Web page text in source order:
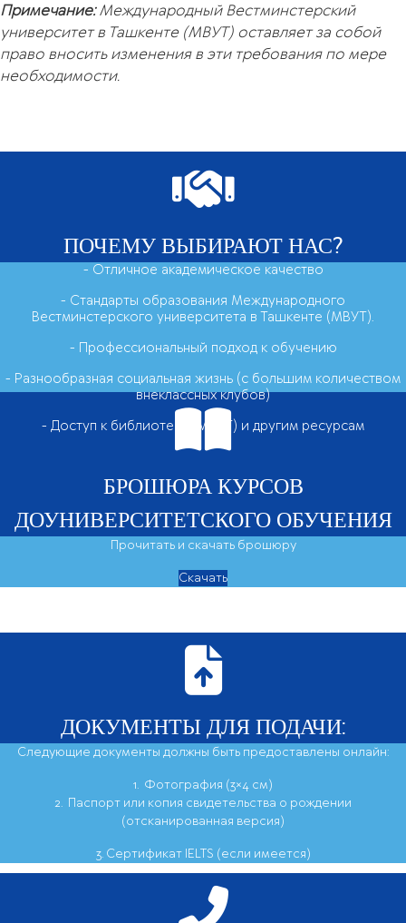
Примечание:Международный Вестминстерский
университет в Ташкенте (МВУТ) оставляет за собой
право вносить изменения в эти требования по мере
необходимости.
ПОЧЕМУ ВЫБИРАЮТ НАС?
- Отличное академическое качество
- Стандарты образования Международного
Вестминстерского университета в Ташкенте (МВУТ).
- Профессиональный подход к обучению
- Разнообразная социальная жизнь (с большим количеством
внеклассных клубов)
- Доступ к библиотеке (МВУТ) и другим ресурсам
БРОШЮРА КУРСОВ
ДОУНИВЕРСИТЕТСКОГО ОБУЧЕНИЯ
Прочитать и скачать брошюру
Скачать
ДОКУМЕНТЫ ДЛЯ ПОДАЧИ:
Следующие документы должны быть предоставлены онлайн:
1. Фотография (3×4 см)
2. Паспорт или копия свидетельства о рождении
(отсканированная версия)
3. Сертификат IELTS (если имеется)